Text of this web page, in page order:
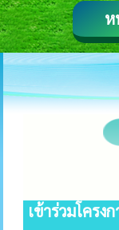
ห
เข้าร่วมโคร